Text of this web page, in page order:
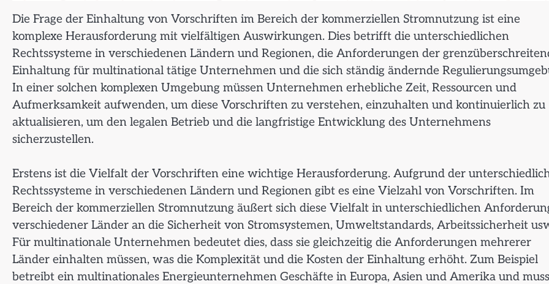
Die Frage der Einhaltung von Vorschriften im Bereich der kommerziellen Stromnutzung ist eine
komplexe Herausforderung mit vielfältigen Auswirkungen. Dies betrifft die unterschiedlichen
Rechtssysteme in verschiedenen Ländern und Regionen, die Anforderungen der
Einhaltung für multinational tätige Unternehmen und die sich ständig ändernde
In einer solchen komplexen Umgebung müssen Unternehmen erhebliche Zeit, Ressourcen und
Aufmerksamkeit aufwenden, um diese Vorschriften zu verstehen, einzuhalten und kontinuierlich zu
aktualisieren, um den legalen Betrieb und die langfristige Entwicklung des Unternehmens
sicherzustellen.
Erstens ist die Vielfalt der Vorschriften eine wichtige Herausforderung. Aufgrund der
Rechtssysteme in verschiedenen Ländern und Regionen gibt es eine Vielzahl von Vorschriften. Im
Bereich der kommerziellen Stromnutzung äußert sich diese Vielfalt in unterschiedlichen
verschiedener Länder an die Sicherheit von Stromsystemen, Umweltstandards, Arbeitssicherheit
Für multinationale Unternehmen bedeutet dies, dass sie gleichzeitig die Anforderungen mehrerer
Länder einhalten müssen, was die Komplexität und die Kosten der Einhaltung erhöht. Zum Beispiel
betreibt ein multinationales Energieunternehmen Geschäfte in Europa, Asien und Amerika und muss